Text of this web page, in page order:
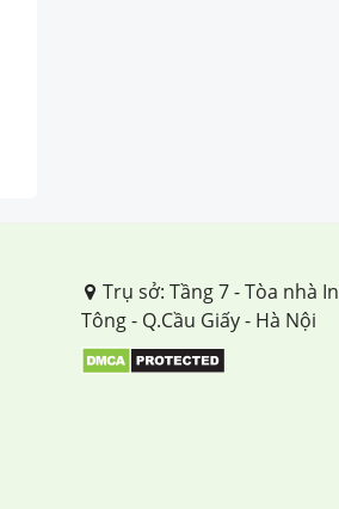
Trụ sở: Tầng 7 - Tòa nhà
Tông - Q.Cầu Giấy - Hà Nội